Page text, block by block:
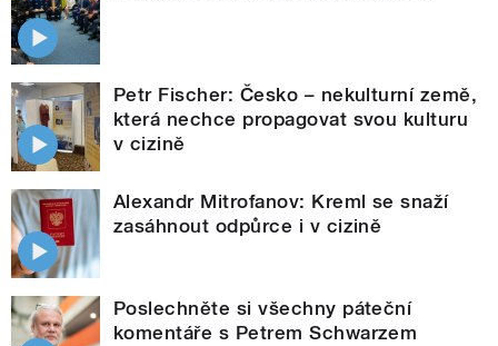
Petr Fischer: Česko – nekulturní země,
která nechce propagovat svou kulturu
v cizině
Alexandr Mitrofanov: Kreml se snaží
zasáhnout odpůrce i v cizině
Poslechněte si všechny páteční
komentáře s Petrem Schwarzem